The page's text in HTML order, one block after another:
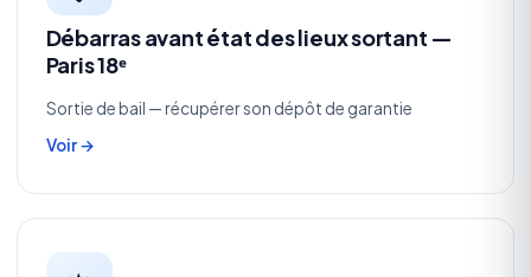
Débarras avant état des lieux sortant —
Paris 18ᵉ
Sortie de bail — récupérer son dépôt de garantie
Voir →